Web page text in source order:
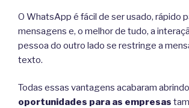
O WhatsApp é fácil de ser usado, rápido
mensagens e, o melhor de tudo, a
pessoa do outro lado se restringe a
texto.
Todas essas vantagens acabaram abrindo
oportunidades para as empresas